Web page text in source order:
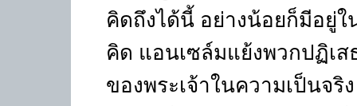
คิดถึงได้นี้ อย่างน้อยก็มีอยู่
คิด แอนเซล์มแย้งพวกปฏิเส
ของพระเจ้าในความเป็นจริ